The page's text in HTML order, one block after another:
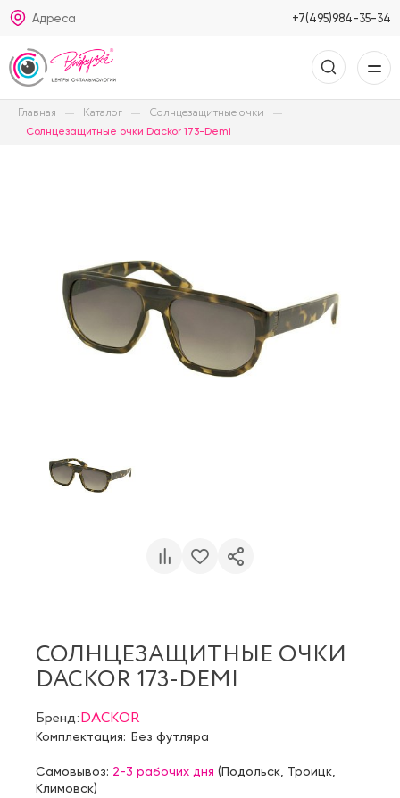
Адреса +7(495)984-35-34
Главная Каталог Солнцезащитные очки
Солнцезащитные очки Dackor 173-Demi
СОЛНЦЕЗАЩИТНЫЕ ОЧКИ
DACKOR 173-DEMI
Бренд:DACKOR
Комплектация: Без футляра
Самовывоз: 2-3 рабочих дня (Подольск Троицк
Климовск)